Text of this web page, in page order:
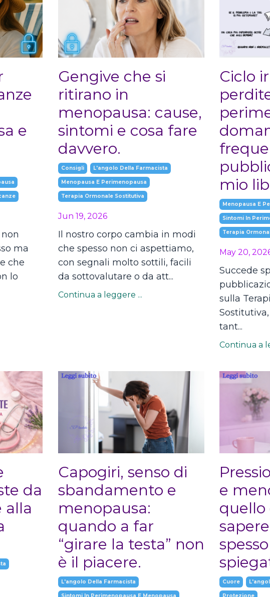
e
ma
che
lo
Gengive che si
ritirano in
menopausa: cause,
sintomi e cosa fare
davvero.
Consigli L'angolo Della Farmacista
Menopausa E Perimenopausa
Terapia Ormonale Sostitutiva
Jun 19, 2026
Il nostro corpo cambia in modi
che spesso non ci aspettiamo,
con segnali molto sottili, facili
da sottovalutare o da att...
Continua a leggere ...
Ciclo
mio
Menopausa E
Sintomi In
Terapia
May 20,
Succede
sulla
tant...
Continua a
da
alla
Capogiri, senso di
sbandamento e
menopausa:
quando a far
“girare la testa” non
è il piacere.
L'angolo Della Farmacista
e
quello
Cuore